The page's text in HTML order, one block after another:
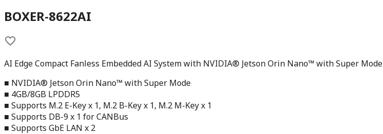
BOXER-8622AI
AI Edge Compact Fanless Embedded AI System with NVIDIA® Jetson Orin Nano™ with Super Mode
■ NVIDIA® Jetson Orin Nano™ with Super Mode
■ 4GB/8GB LPDDR5
■ Supports M.2 E-Key x 1, M.2 B-Key x 1, M.2 M-Key x 1
■ Supports DB-9 x 1 for CANBus
■ Supports GbE LAN x 2